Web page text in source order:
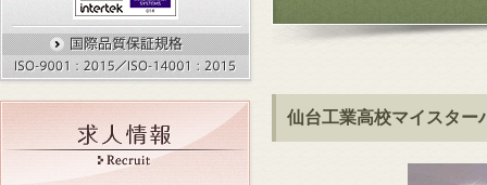
仙台工業高校マイスター